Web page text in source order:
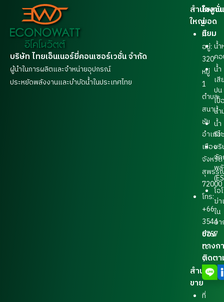
บริษัท ไทยเอ็นเนอร์ยี่คอนเซอร์เวชั่น จำกัด
ผู้นำในการผลิตและจำหน่ายอุปกรณ์
ประหยัดพลังงานและบำบัดน้ำในประเทศไทย
สำนักงาน
ใหญ่
ที่
อยู่:
320
หมู่
1
ตำบล
สนาม
ชัย
อำเภอ
เมือง
จังหวัด
สุพรร
72000
โทร:
+66
3544
0757
to
9
สำนักงาน
ขาย
ที่
โซลูชั่น
ยอด
นิยม
น้ำ
คอ
น้ำ
เสี
ปน
เปื้
น้ำ
น้ำ
รีไ
บริ
จัด
พ
โอ
ฆ่า
ใน
อา
ช่อง
ทางก
ติดต